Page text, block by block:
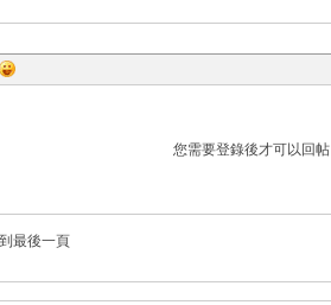
您需要登錄後才可以回帖
最後一頁